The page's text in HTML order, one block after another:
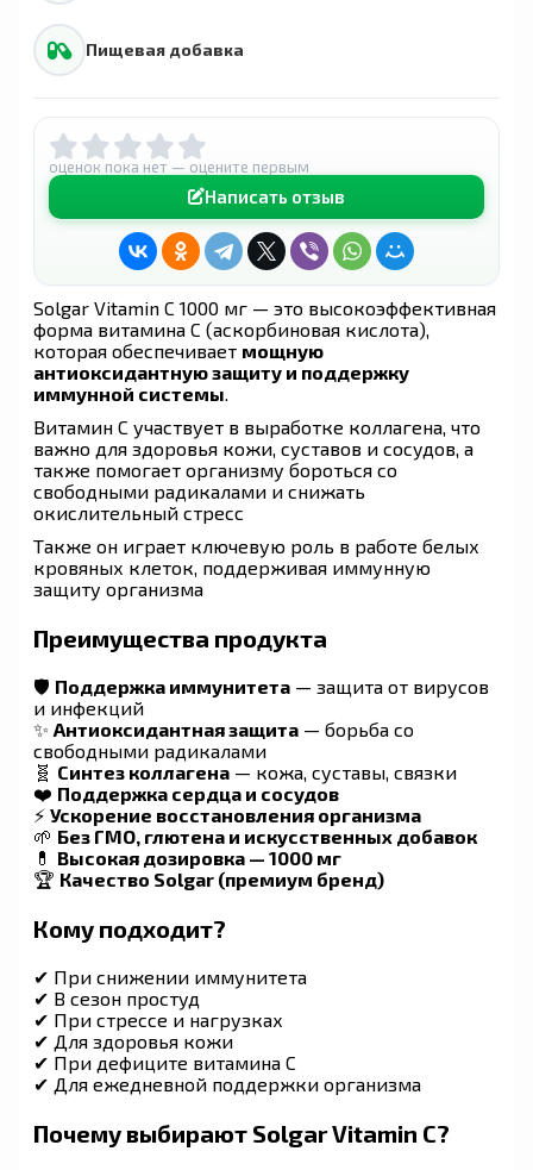
Пищевая добавка
оценок пока нет — оцените первым
Написать отзыв
Solgar Vitamin C 1000 мг — это высокоэффективная
форма витамина C (аскорбиновая кислота),
которая обеспечивает мощную
антиоксидантную защиту и поддержку
иммунной системы
Витамин C участвует в выработке коллагена, что
важно для здоровья кожи, суставов и сосудов, а
также помогает организму бороться со
свободными радикалами и снижать
окислительный стресс
Также он играет ключевую роль в работе белых
кровяных клеток, поддерживая иммунную
защиту организма
Преимущества продукта
🛡 Поддержка иммунитета — защита от вирусов
и инфекций
✨ Антиоксидантная защита — борьба со
свободными радикалами
🧬 Синтез коллагена — кожа, суставы, связки
❤️ Поддержка сердца и сосудов
⚡ Ускорение восстановления организма
🌱 Без ГМО, глютена и искусственных добавок
💊 Высокая дозировка — 1000 мг
🏆 Качество Solgar (премиум бренд)
Кому подходит?
✔ При снижении иммунитета
✔ В сезон простуд
✔ При стрессе и нагрузках
✔ Для здоровья кожи
✔ При дефиците витамина C
✔ Для ежедневной поддержки организма
Почему выбирают Solgar Vitamin C?